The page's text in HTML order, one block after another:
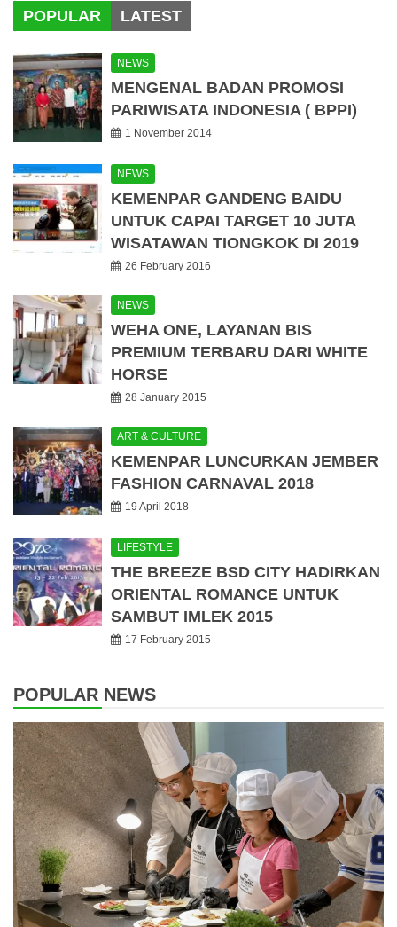
POPULAR LATEST
NEWS
MENGENAL BADAN PROMOSI
PARIWISATA INDONESIA ( BPPI)
1 November 2014
NEWS
KEMENPAR GANDENG BAIDU
UNTUK CAPAI TARGET 10 JUTA
WISATAWAN TIONGKOK DI 2019
26 February 2016
NEWS
WEHA ONE, LAYANAN BIS
PREMIUM TERBARU DARI WHITE
HORSE
28 January 2015
ART & CULTURE
KEMENPAR LUNCURKAN JEMBER
FASHION CARNAVAL 2018
19 April 2018
LIFESTYLE
THE BREEZE BSD CITY HADIRKAN
ORIENTAL ROMANCE UNTUK
SAMBUT IMLEK 2015
17 February 2015
POPULAR NEWS